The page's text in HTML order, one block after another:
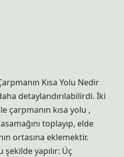
Kısa Yolu Nedir
detaylandırılabilirdi. İki
çarpmanın kısa yolu ,
toplayıp, elde
ortasına eklemektir.
yapılır: Üç